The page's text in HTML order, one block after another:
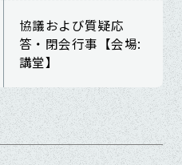
協議および質疑応
答・閉会行事【会場:
講堂】